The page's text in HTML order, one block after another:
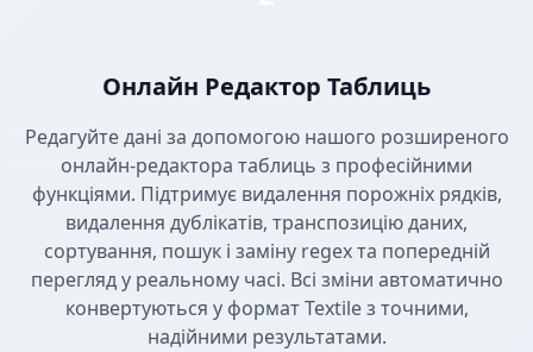
Онлайн Редактор Таблиць
Редагуйте дані за допомогою нашого розширеного
онлайн-редактора таблиць з професійними
функціями. Підтримує видалення порожніх рядків,
видалення дублікатів, транспозицію даних,
сортування, пошук і заміну regex та попередній
перегляд у реальному часі. Всі зміни автоматично
конвертуються у формат Textile з точними,
надійними результатами.